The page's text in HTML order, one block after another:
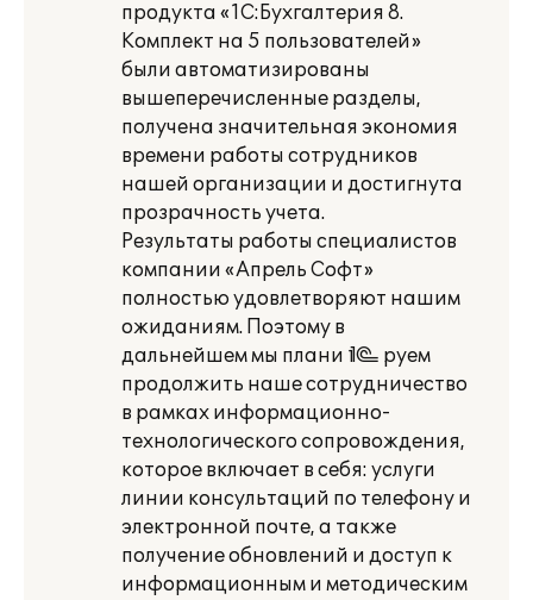
продукта «1С:Бухгалтерия 8.
Комплект на 5 пользователей»
были автоматизированы
вышеперечисленные разделы,
получена значительная экономия
времени работы сотрудников
нашей организации и достигнута
прозрачность учета.
Результаты работы специалистов
компании «Апрель Софт»
полностью удовлетворяют нашим
ожиданиям. Поэтому в
дальнейшем мы плани¬руем
продолжить наше сотрудничество
в рамках информационно-
технологического сопровождения,
которое включает в себя: услуги
линии консультаций по телефону и
электронной почте, а также
получение обновлений и доступ к
информационным и методическим